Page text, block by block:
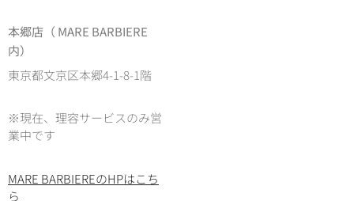
本郷店（ MARE BARBIERE
内）
東京都文京区本郷4-1-8-1階
※現在、理容サービスのみ営
業中です
MARE BARBIEREのHPはこち
ら